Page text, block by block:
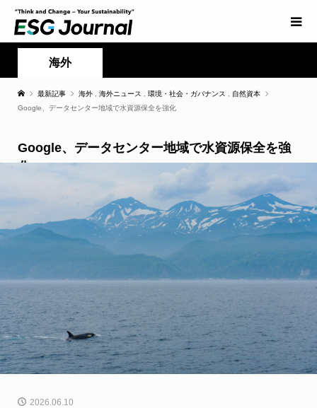
海外
最新記事 海外 海外ニュース 環境・社会・ガバナンス
自然資本
Google、データセンター地域で水資源保全を強化
Google、データセンター地域で水資源保全を強
化
2026.06.10